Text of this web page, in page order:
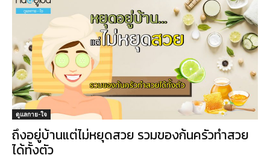
ดูแลกาย-ใจ
ถึงอยู่บ้านแต่ไม่หยุดสวย รวมของก้นครัวทำสวย
ได้ทั้งตัว